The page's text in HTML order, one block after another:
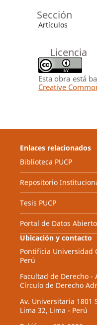
Sección
Artículos
Licencia
Esta obra está
Creative
Enlaces relacionados
Biblioteca PUCP
Repositorio
Tesis PUCP
Portal de Datos
Ubicación y contacto
Pontificia Universidad
Perú
Facultad de Derecho -
Círculo de Derecho
Av. Universitaria 1801
Lima 32, Lima - Perú